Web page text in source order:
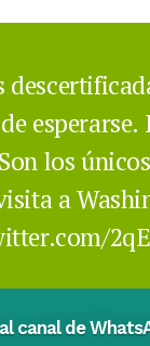
los
a
canal de